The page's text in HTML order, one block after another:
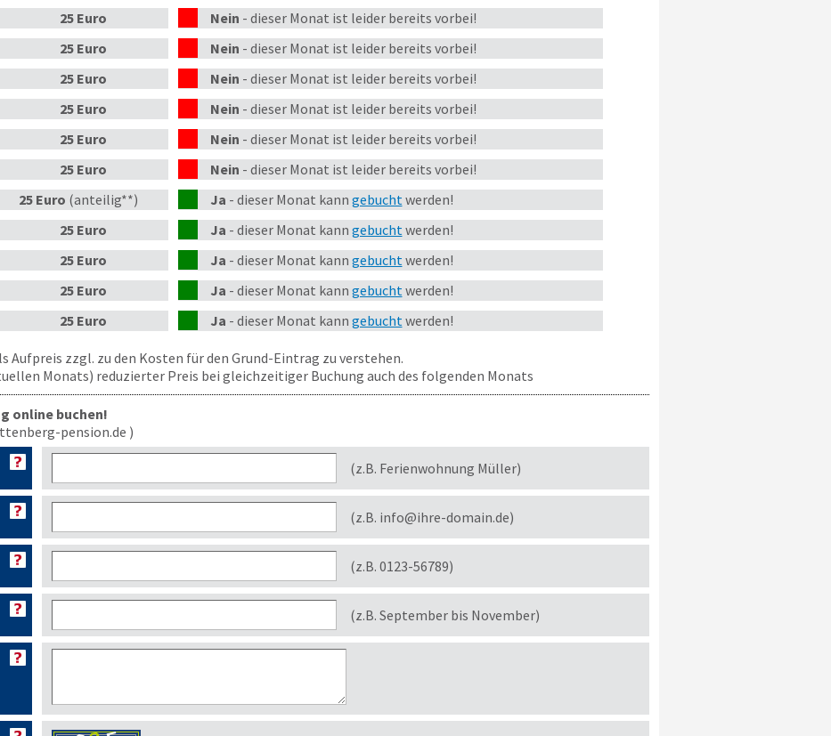
25 Euro Nein - dieser Monat ist leider bereits vorbei!
25 Euro Nein - dieser Monat ist leider bereits vorbei!
25 Euro Nein - dieser Monat ist leider bereits vorbei!
25 Euro Nein - dieser Monat ist leider bereits vorbei!
25 Euro Nein - dieser Monat ist leider bereits vorbei!
25 Euro Nein - dieser Monat ist leider bereits vorbei!
25 Euro (anteilig**) Ja - dieser Monat kann gebuchtwerden!
25 Euro Ja - dieser Monat kann gebuchtwerden!
25 Euro Ja - dieser Monat kann gebuchtwerden!
25 Euro Ja - dieser Monat kann gebuchtwerden!
25 Euro Ja - dieser Monat kann gebuchtwerden!
Aufpreis zzgl. zu den Kosten für den Grund-Eintrag zu verstehen.
Monats) reduzierter Preis bei gleichzeitiger Buchung auch des folgenden Monats
online buchen!
pension.de )
(z.B. Ferienwohnung Müller)
(z.B. info@ihre-domain.de)
(z.B. 0123-56789)
(z.B. September bis November)